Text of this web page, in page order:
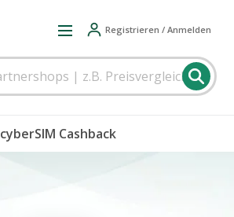
Registrieren / Anmelden
cyberSIM Cashback